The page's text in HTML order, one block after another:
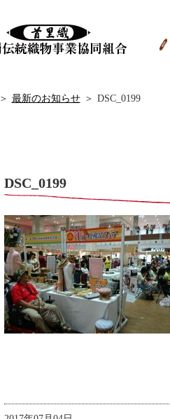
＞ 最新のお知らせ ＞ DSC_0199
DSC_0199